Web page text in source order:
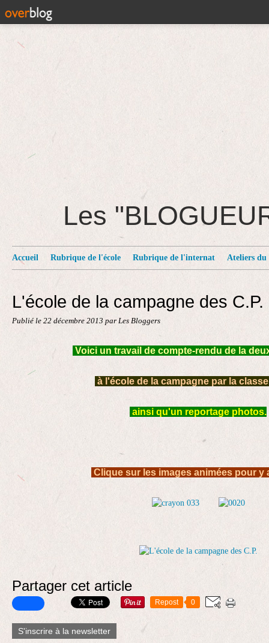
Les
Accueil Rubrique de l'école Rubrique de l'internat Ateliers du
L'école de la campagne des C.P.
Publié le 22 décembre 2013 par Les Bloggers
Voici un travail de compte-rendu de la
à l'école de la campagne par la classe
ainsi qu'un reportage photos.
Clique sur les images animées pour y
Partager cet article
Repost 0
S'inscrire à la newsletter